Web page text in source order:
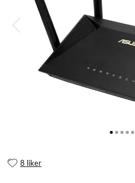
8 liker